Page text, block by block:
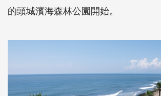
的頭城濱海森林公園開始。